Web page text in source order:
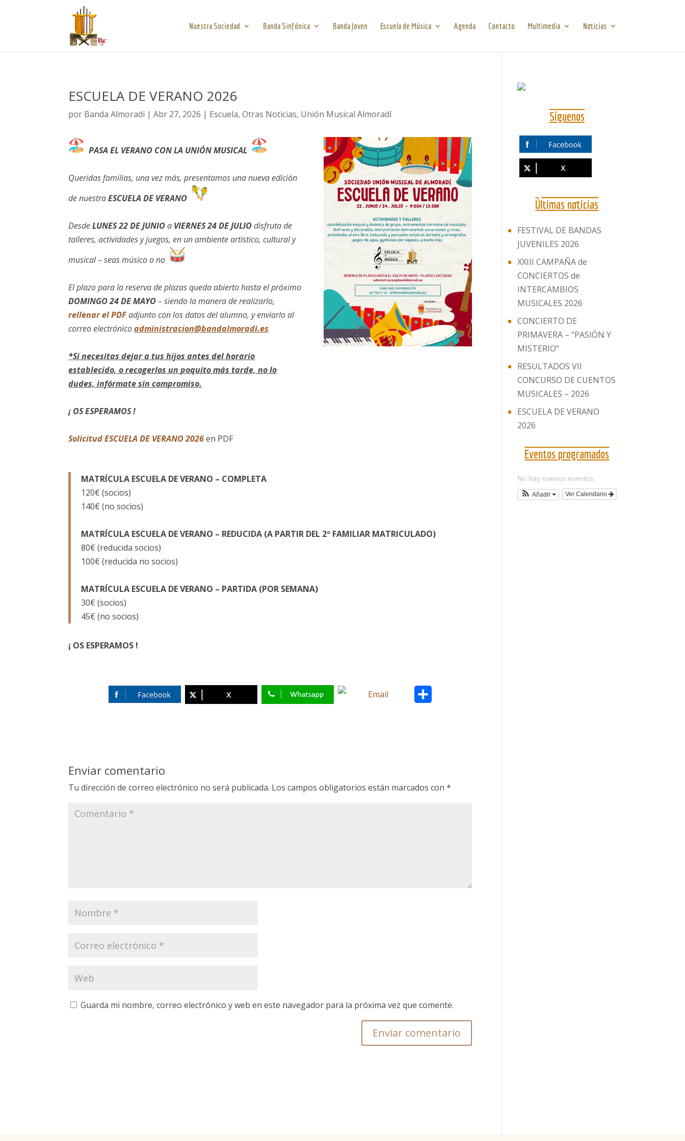
Nuestra Sociedad Banda Sinfónica Banda Joven Escuela de Música Agenda Contacto Multimedia Noticias
ESCUELA DE VERANO 2026
por Banda Almoradi |Abr 27, 2026 | Escuela,Otras Noticias, Unión Musical Almoradí
PASA EL VERANO CON LA UNIÓN MUSICAL
Queridas familias, una vez más, presentamos una nueva edición
de nuestraESCUELA DE VERANO
DesdeLUNES 22 DE JUNIOa VIERNES 24 DE JULIOdisfruta de
talleres, actividades y juegos, en un ambiente artístico, cultural y
musical – seas músico o no
El plazo para la reserva de plazas queda abierto hasta el próximo
DOMINGO 24 DE MAYO– siendo la manera de realizarlo,
rellenar el PDFadjunto con los datos del alumno, y enviarlo al
correo electrónicoadministracion@bandalmoradi.es
*Si necesitas dejar a tus hijos antes del horario
establecido, o recogerlos un poquito más tarde, no lo
dudes, infórmate sin compromiso.
¡ OS ESPERAMOS !
Solicitud ESCUELA DE VERANO 2026 en PDF
MATRÍCULA ESCUELA DE VERANO – COMPLETA
120€ (socios)
140€ (no socios)
MATRÍCULA ESCUELA DE VERANO – REDUCIDA (A PARTIR DEL 2º FAMILIAR MATRICULADO)
80€ (reducida socios)
100€ (reducida no socios)
MATRÍCULA ESCUELA DE VERANO – PARTIDA (POR SEMANA)
30€ (socios)
45€ (no socios)
¡ OS ESPERAMOS !
Enviar comentario
Tu dirección de correo electrónico no será publicada. Los campos obligatorios están marcados con*
Guarda mi nombre, correo electrónico y web en este navegador para la próxima vez que comente.
Síguenos
Últimas noticias
FESTIVAL DE BANDAS
JUVENILES 2026
XXIII CAMPAÑA de
CONCIERTOS de
INTERCAMBIOS
MUSICALES 2026
CONCIERTO DE
PRIMAVERA – “PASIÓN Y
MISTERIO“
RESULTADOS VII
CONCURSO DE CUENTOS
MUSICALES – 2026
ESCUELA DE VERANO
2026
Eventos programados
No hay nuevos eventos.
Ver Calendario
Añadir